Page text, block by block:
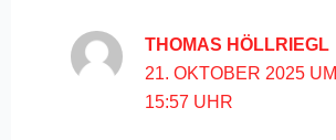
THOMAS HÖLLRIEGL
21. OKTOBER 2025 UM
15:57 UHR